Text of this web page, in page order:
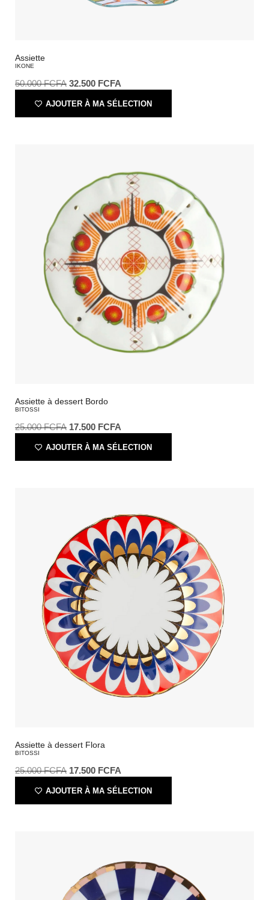
Assiette
IKONE
50.000FCFA 32.500 FCFA
AJOUTER À MA SÉLECTION
Assiette à dessert Bordo
BITOSSI
25.000FCFA 17.500 FCFA
AJOUTER À MA SÉLECTION
Assiette à dessert Flora
BITOSSI
25.000FCFA 17.500 FCFA
AJOUTER À MA SÉLECTION